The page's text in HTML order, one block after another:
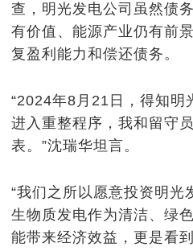
查，明光发电公司虽然债
有价值、能源产业仍有前
复盈利能力和偿还债务。
“2024年8月21日，得知明
进入重整程序，我和留守
表。”沈瑞华坦言。
“我们之所以愿意投资明光
生物质发电作为清洁、绿
能带来经济效益，更是看